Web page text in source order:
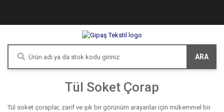
ARA
Tül Soket Çorap
Tül soket çoraplar, zarif ve şık bir görünüm arayanlar için mükemmel bir